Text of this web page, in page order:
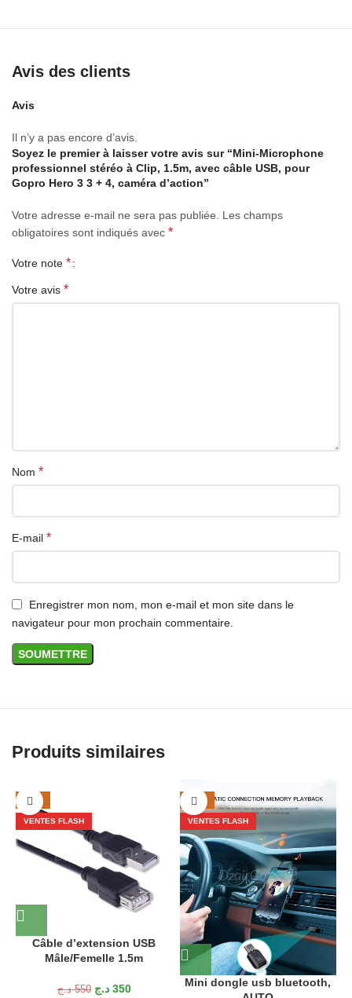
Sensibilité: -30dB
Liste de paquet:
Avis des clients
Avis
Il n’y a pas encore d’avis.
Soyez le premier à laisser votre avis sur “Mini-Microphone
professionnel stéréo à Clip, 1.5m, avec câble USB, pour
Gopro Hero 3 3 + 4, caméra d’action”
Votre adresse e-mail ne sera pas publiée.
Les champs
obligatoires sont indiqués avec *
Votre note *
Votre avis *
Nom *
E-mail *
Enregistrer mon nom, mon e-mail et mon site dans le
navigateur pour mon prochain commentaire.
Produits similaires
-36%
VENTES FLASH
Câble d’extension USB
Mâle/Femelle 1.5m
550 د.ج 350 د.ج
-38%
VENTES FLASH
Mini dongle usb bluetooth,